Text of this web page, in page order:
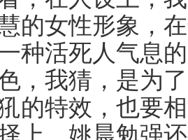
的女性形象，
种活死人气息
，我猜，是为
的特效，也要
上，姚晨勉